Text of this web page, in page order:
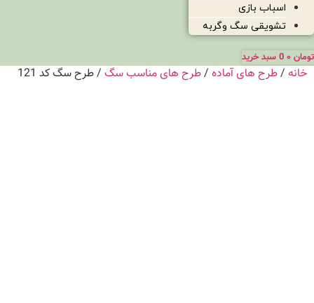
اسباب بازی
تشویقی سگ وگربه
تومان 0 سبد خرید
خانه /طرح های آماده /طرح های مناسب سگ / طرح سگ کد 121